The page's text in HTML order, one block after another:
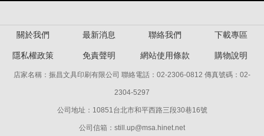
關於我們 最新消息 聯絡我們 下載專區
隱私權政策 免責聲明 網站使用條款 購物說明
店家名稱：振昌文具印刷有限公司 聯絡電話：02-2306-0812 傳真號碼：02-
2304-5297
公司地址：10851台北市和平西路三段30巷16號
公司信箱：still.up@msa.hinet.net